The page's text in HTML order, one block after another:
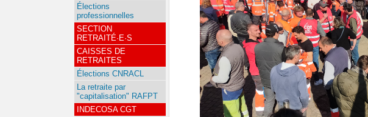
Élections
professionnelles
SECTION
RETRAITÉ·E·S
CAISSES DE
RETRAITES
Élections CNRACL
La retraite par
"capitalisation" RAFPT
INDECOSA CGT